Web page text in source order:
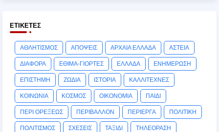
ΕΤΙΚΈΤΕΣ
ΑΘΛΗΤΙΣΜΟΣ ΑΠΟΨΕΙΣ ΑΡΧΑΙΑ ΕΛΛΑΔΑ ΑΣΤΕΙΑ
ΔΙΑΦΟΡΑ ΕΘΙΜΑ-ΓΙΟΡΤΕΣ ΕΛΛΑΔΑ ΕΝΗΜΕΡΩΣΗ
ΕΠΙΣΤΗΜΗ ΖΩΔΙΑ ΙΣΤΟΡΙΑ ΚΑΛΛΙΤΕΧΝΕΣ
ΚΟΙΝΩΝΙΑ ΚΟΣΜΟΣ ΟΙΚΟΝΟΜΙΑ ΠΑΙΔΙ
ΠΕΡΙ ΟΡΕΞΕΩΣ ΠΕΡΙΒΑΛΛΟΝ ΠΕΡΙΕΡΓΑ ΠΟΛΙΤΙΚΗ
ΠΟΛΙΤΙΣΜΟΣ ΣΧΕΣΕΙΣ ΤΑΞΙΔΙ ΤΗΛΕΟΡΑΣΗ